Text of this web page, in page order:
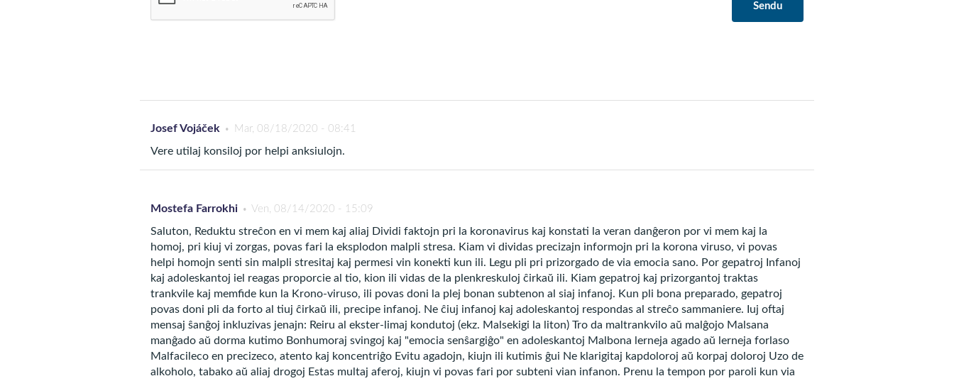
- manko de regpovo super pensoj;
- timego post okazo de tre malfacila situacio.
Aldone, rimarku kelkajn fizikajn signojn, kiel ekzemple: spirmanko, kapturno, frostotremoj, ŝvitado, seka
Kiel helpi anksiulon
Legu ĉi-sekve 5 konsilojn elektitajn de ni, por ke vi plifortiĝu aŭ helpu personon, kiu alfrontaskrizojn de
anksio:
1. Preparu vin spirituale antaŭ ol proponi helpon
Sendu
Josef Vojáček Mar, 08/18/2020 - 08:41
Vere utilaj konsiloj por helpi anksiulojn.
Mostefa Farrokhi Ven, 08/14/2020 - 15:09
Saluton, Reduktu streĉon en vi mem kaj aliaj Dividi faktojn pri la koronavirus kaj konstati la veran danĝeron por vi mem kaj la
homoj, pri kiuj vi zorgas, povas fari la eksplodon malpli stresa. Kiam vi dividas precizajn informojn pri la korona viruso, vi povas
helpi homojn senti sin malpli stresitaj kaj permesi vin konekti kun ili. Legu pli pri prizorgado de via emocia sano. Por gepatroj Infanoj
kaj adoleskantoj iel reagas proporcie al tio, kion ili vidas de la plenkreskuloj ĉirkaŭ ili. Kiam gepatroj kaj prizorgantoj traktas
trankvile kaj memfide kun la Krono-viruso, ili povas doni la plej bonan subtenon al siaj infanoj. Kun pli bona preparado, gepatroj
povas doni pli da forto al tiuj ĉirkaŭ ili, precipe infanoj. Ne ĉiuj infanoj kaj adoleskantoj respondas al streĉo sammaniere. Iuj oftaj
mensaj ŝanĝoj inkluzivas jenajn: Reiru al ekster-limaj kondutoj (ekz. Malsekigi la liton) Tro da maltrankvilo aŭ malĝojo Malsana
manĝado aŭ dorma kutimo Bonhumoraj svingoj kaj "emocia senŝargiĝo" en adoleskantoj Malbona lerneja agado aŭ lerneja forlaso
Malfacileco en precizeco, atento kaj koncentriĝo Evitu agadojn, kiujn ili kutimis ĝui Ne klarigitaj kapdoloroj aŭ korpaj doloroj Uzo de
alkoholo, tabako aŭ aliaj drogoj Estas multaj aferoj, kiujn vi povas fari por subteni vian infanon. Prenu la tempon por paroli kun via